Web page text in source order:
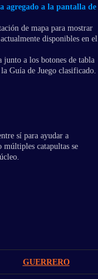
agregado a la pantalla de
de mapa para mostrar
disponibles en el
junto a los botones de tabla
Guía de Juego clasificado.
sí para ayudar a
múltiples catapultas se
GUERRERO